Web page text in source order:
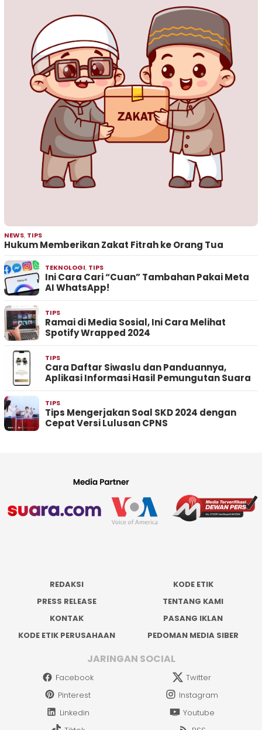
NEWS, TIPS
Hukum Memberikan Zakat Fitrah ke Orang Tua
TEKNOLOGI, TIPS
Ini Cara Cari “Cuan” Tambahan Pakai Meta
AI WhatsApp!
TIPS
Ramai di Media Sosial, Ini Cara Melihat
Spotify Wrapped 2024
TIPS
Cara Daftar Siwaslu dan Panduannya,
Aplikasi Informasi Hasil Pemungutan Suara
TIPS
Tips Mengerjakan Soal SKD 2024 dengan
Cepat Versi Lulusan CPNS
REDAKSI
KODE ETIK
PRESS RELEASE
TENTANG KAMI
KONTAK
PASANG IKLAN
KODE ETIK PERUSAHAAN
PEDOMAN MEDIA SIBER
JARINGAN SOCIAL
Facebook
Twitter
Pinterest
Instagram
Linkedin
Youtube